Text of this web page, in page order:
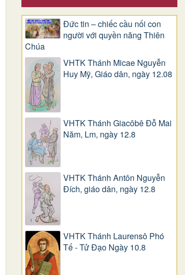
Đức tin – chiếc cầu nối con
người với quyền năng Thiên
Chúa
VHTK Thánh Micae Nguyễn
Huy Mỹ, Giáo dân, ngày 12.08
VHTK Thánh Giacôbê Ðỗ Mai
Năm, Lm, ngày 12.8
VHTK Thánh Antôn Nguyễn
Ðích, giáo dân, ngày 12.8
VHTK Thánh Laurensô Phó
Tế - Tử Đạo Ngày 10.8